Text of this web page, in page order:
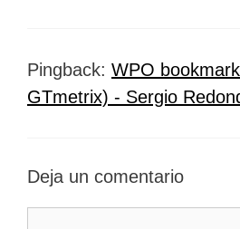
Pingback: WPO
GTmetrix) - Sergio
Deja un comentario